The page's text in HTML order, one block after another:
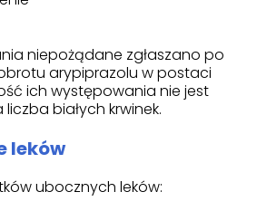
niepożądane zgłaszano po
arypiprazolu w postaci
ich występowania nie jest
białych krwinek.
leków
ubocznych leków: